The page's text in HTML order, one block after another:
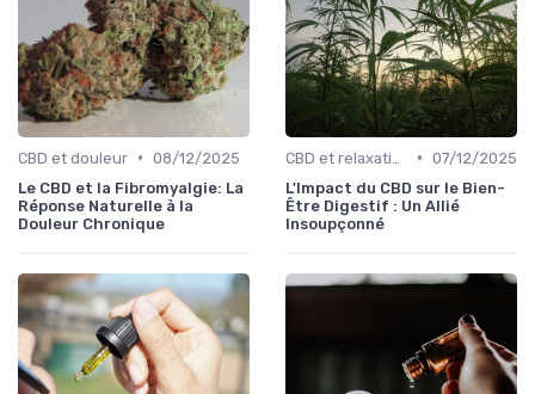
CBD et douleur • 08/12/2025
Le CBD et la Fibromyalgie: La
Réponse Naturelle à la
Douleur Chronique
• 07/12/2025
L'Impact du CBD sur le Bien-
Être Digestif : Un Allié
Insoupçonné